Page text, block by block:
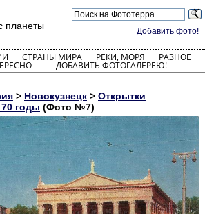
Добавить фото!
планеты
СТРАНЫ МИРА РЕКИ, МОРЯ РАЗНОЕ
ДОБАВИТЬ ФОТОГАЛЕРЕЮ!
> Новокузнецк > Открытки
70 годы (Фото №7)